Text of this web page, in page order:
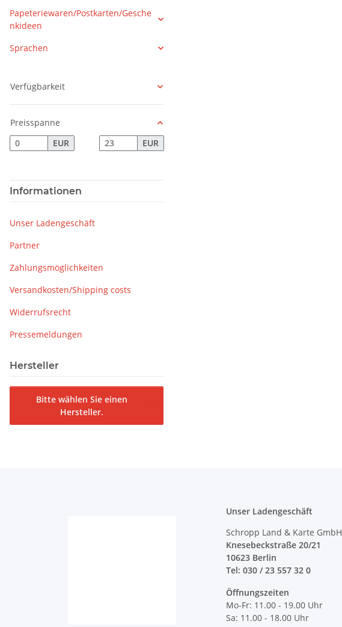
Papeteriewaren/Postkarten/Gesche
nkideen
Sprachen
Verfügbarkeit
Preisspanne
EUR
EUR
Informationen
Unser Ladengeschäft
Partner
Zahlungsmöglichkeiten
Versandkosten/Shipping costs
Widerrufsrecht
Pressemeldungen
Hersteller
Bitte wählen Sie einen
Hersteller.
Unser Ladengeschäft
Schropp Land & Karte GmbH
Knesebeckstraße 20/21
10623 Berlin
Tel: 030 / 23 557 32 0
Öffnungszeiten
Mo-Fr: 11.00 - 19.00 Uhr
Sa: 11.00 - 18.00 Uhr